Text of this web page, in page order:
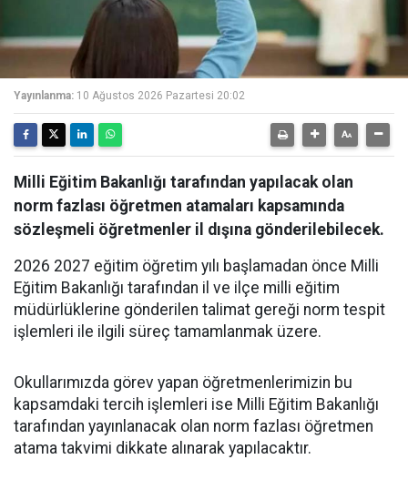
Yayınlanma: 10 Ağustos 2026 Pazartesi 20:02
Milli Eğitim Bakanlığı tarafından yapılacak olan
norm fazlası öğretmen atamaları kapsamında
sözleşmeli öğretmenler il dışına gönderilebilecek.
2026 2027 eğitim öğretim yılı başlamadan önce Milli
Eğitim Bakanlığı tarafından il ve ilçe milli eğitim
müdürlüklerine gönderilen talimat gereği norm tespit
işlemleri ile ilgili süreç tamamlanmak üzere.
Okullarımızda görev yapan öğretmenlerimizin bu
kapsamdaki tercih işlemleri ise Milli Eğitim Bakanlığı
tarafından yayınlanacak olan norm fazlası öğretmen
atama takvimi dikkate alınarak yapılacaktır.